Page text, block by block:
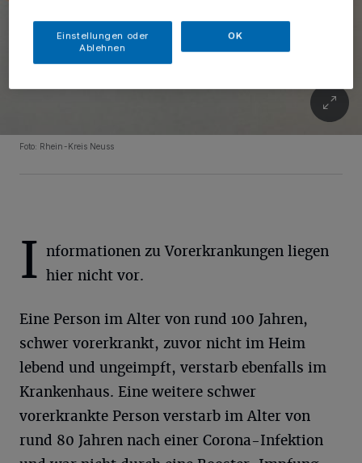
Foto: Rhein-Kreis Neuss
I nformationen zu Vorerkrankungen liegen
hier nicht vor.
Eine Person im Alter von rund 100 Jahren,
schwer vorerkrankt, zuvor nicht im Heim
lebend und ungeimpft, verstarb ebenfalls im
Krankenhaus. Eine weitere schwer
vorerkrankte Person verstarb im Alter von
rund 80 Jahren nach einer Corona-Infektion
Einstellungen oder
Ablehnen
OK